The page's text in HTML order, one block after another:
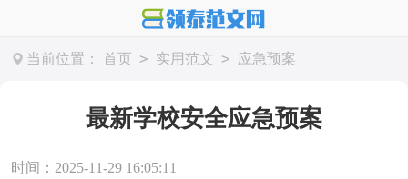
当前位置： 首页 > 实用范文 > 应急预案
最新学校安全应急预案
时间：2025-11-29 16:05:11